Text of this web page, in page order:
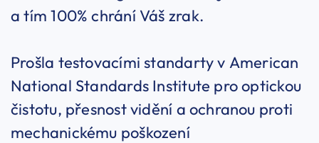
a tím 100% chrání Váš zrak.
Prošla testovacími standarty v American
National Standards Institute pro optickou
čistotu, přesnost vidění a ochranou proti
mechanickému poškození